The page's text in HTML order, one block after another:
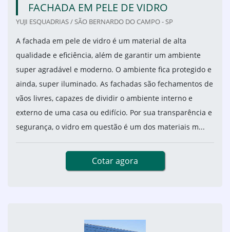
FACHADA EM PELE DE VIDRO
YUJI ESQUADRIAS / SÃO BERNARDO DO CAMPO - SP
A fachada em pele de vidro é um material de alta
qualidade e eficiência, além de garantir um ambiente
super agradável e moderno. O ambiente fica protegido e
ainda, super iluminado. As fachadas são fechamentos de
vãos livres, capazes de dividir o ambiente interno e
externo de uma casa ou edifício. Por sua transparência e
segurança, o vidro em questão é um dos materiais m...
Cotar agora